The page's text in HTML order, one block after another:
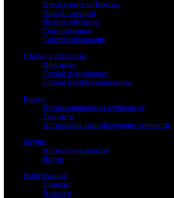
Представители Школы
Онлайн-лекции
Личное обучение
Сертификация
Самотестирование
Статьи и прогнозы
Прогнозы
Статьи популярные
Статьи профессиональные
Книги
Профессиональная астрология
Транзиты
Астрология трансформации личности
Медиа
Астрология налегке
Видео
Информация
Главная
Новости